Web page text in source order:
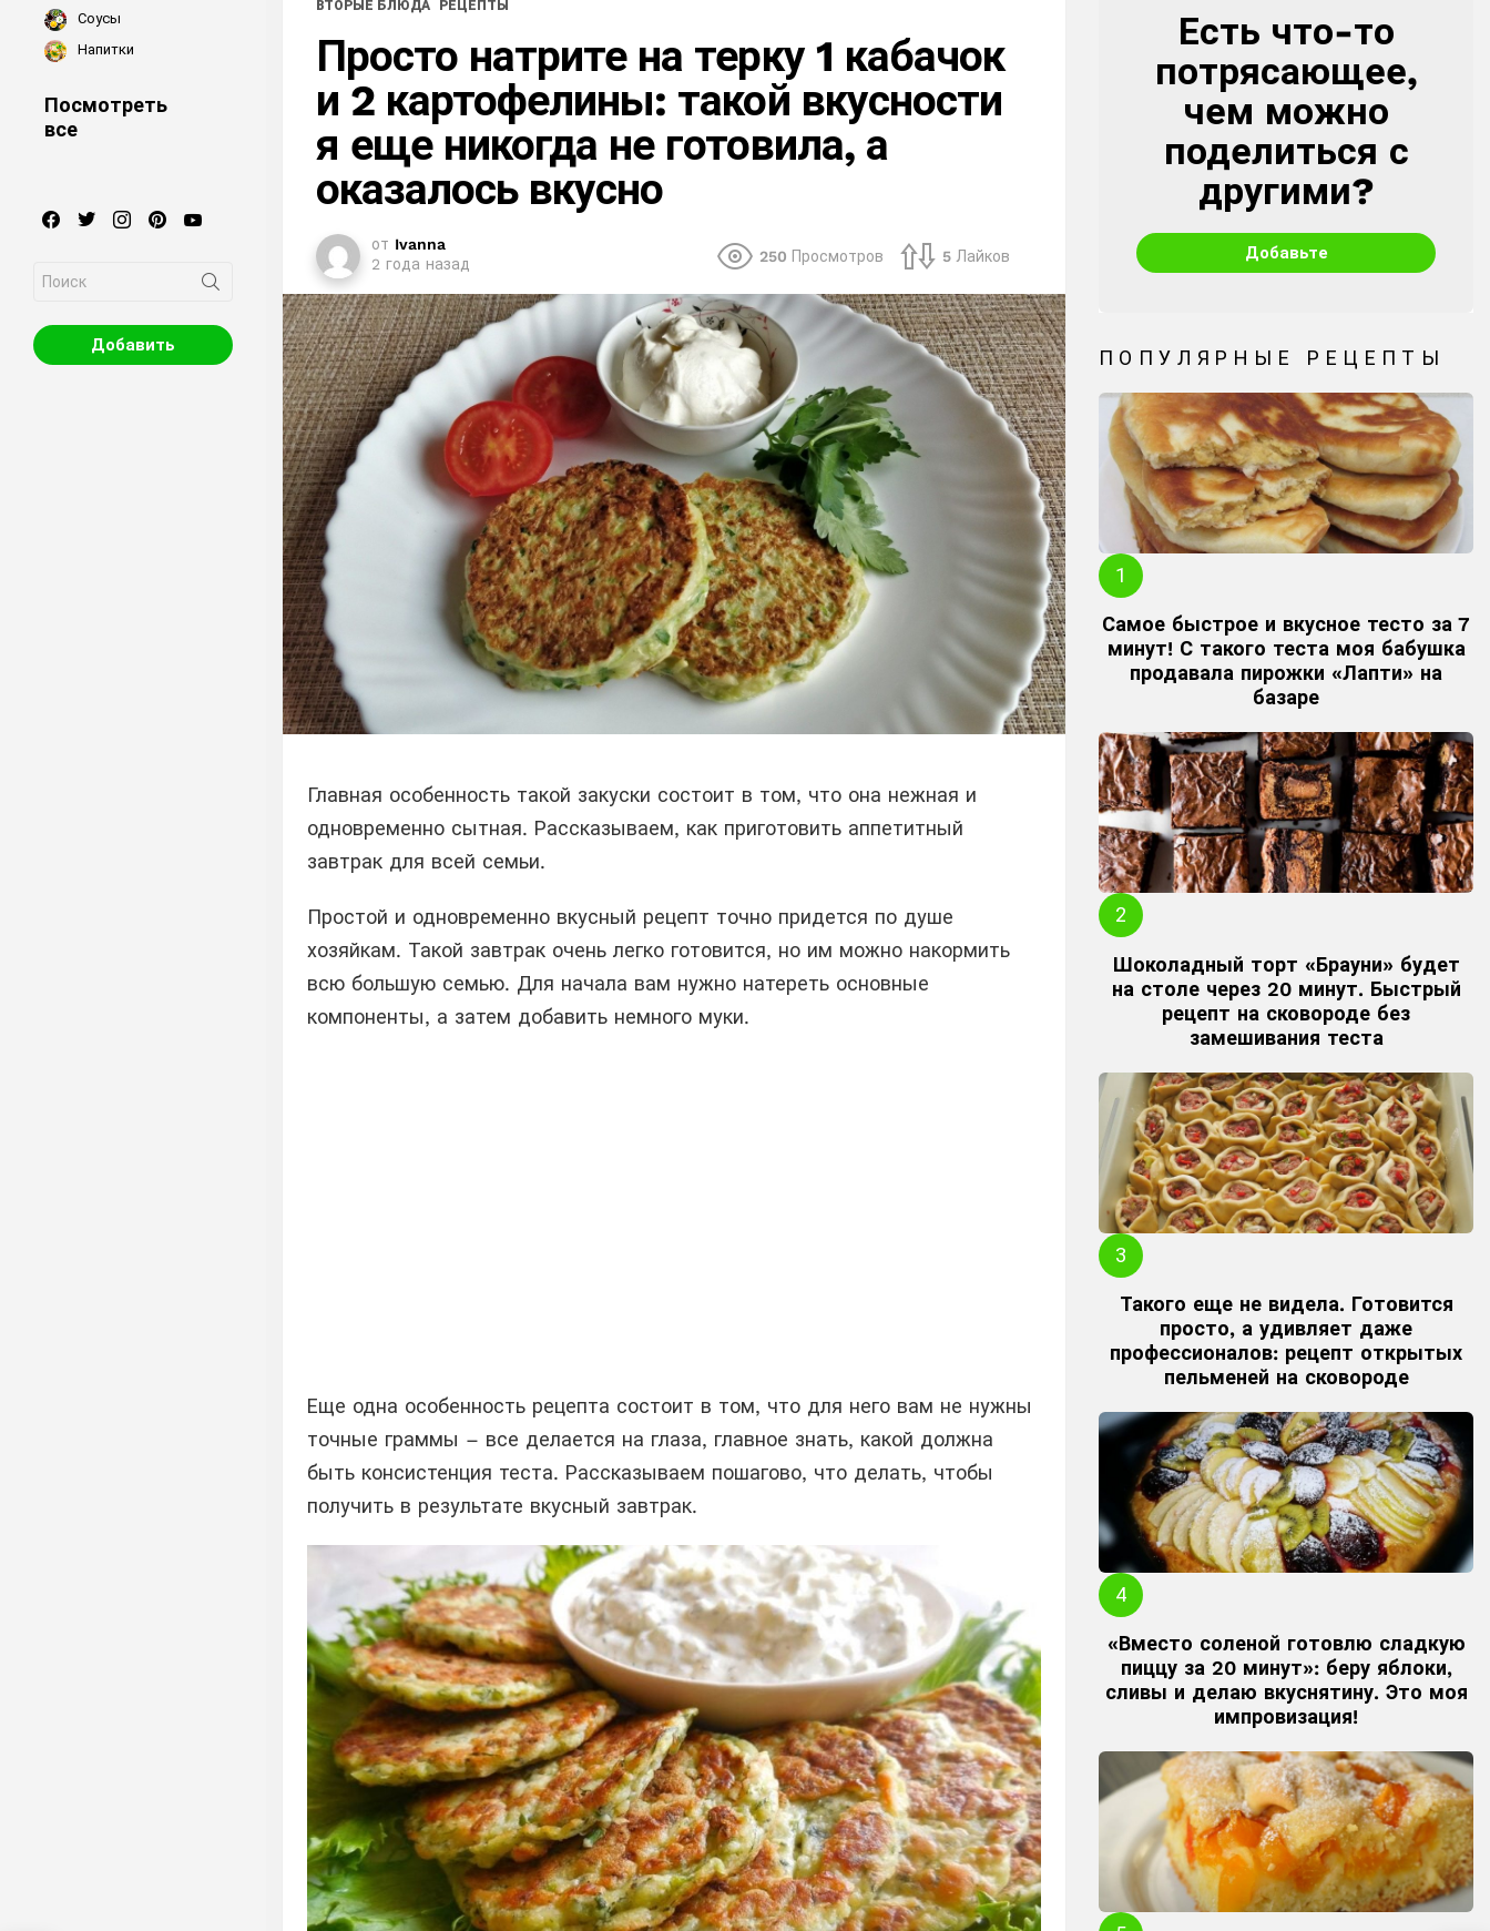
ВТОРЫЕ БЛЮДА РЕЦЕПТЫ
Просто натрите на терку 1 кабачок
и 2 картофелины: такой вкусности
я еще никогда не готовила, а
оказалось вкусно
от Ivanna
2 года назад
250 Просмотров 5 Лайков
Главная особенность такой закуски состоит в том, что она нежная и
одновременно сытная. Рассказываем, как приготовить аппетитный
завтрак для всей семьи.
Простой и одновременно вкусный рецепт точно придется по душе
хозяйкам. Такой завтрак очень легко готовится, но им можно накормить
всю большую семью. Для начала вам нужно натереть основные
компоненты, а затем добавить немного муки.
Еще одна особенность рецепта состоит в том, что для него вам не нужны
точные граммы – все делается на глаза, главное знать, какой должна
быть консистенция теста. Рассказываем пошагово, что делать, чтобы
получить в результате вкусный завтрак.
CREATE
Есть что-то
потрясающее,
чем можно
поделиться с
другими?
Добавьте
ПОПУЛЯРНЫЕ РЕЦЕПТЫ
Самое быстрое и вкусное тесто за 7
минут! С такого теста моя бабушка
продавала пирожки «Лапти» на
базаре
Шоколадный торт «Брауни» будет
на столе через 20 минут. Быстрый
рецепт на сковороде без
замешивания теста
Такого еще не видела. Готовится
просто, а удивляет даже
профессионалов: рецепт открытых
пельменей на сковороде
«Вместо соленой готовлю сладкую
пиццу за 20 минут»: беру яблоки,
сливы и делаю вкуснятину. Это моя
импровизация!
Соусы
Напитки
Посмотреть
все
facebooktwitterinstagrampinterest
for:
Добавить